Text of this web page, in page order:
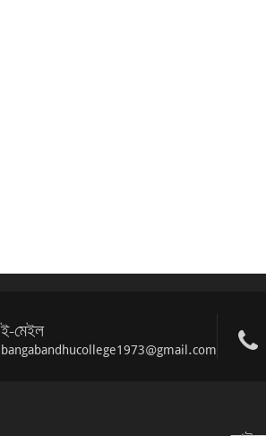
ই-মেইল
bangabandhucollege1973@gmail.com